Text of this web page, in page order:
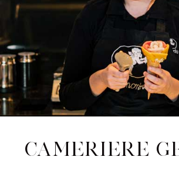
Cameriere